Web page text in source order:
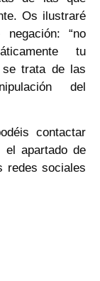
Os ilustraré
“no
tu
se trata de las
del
contactar
el apartado de
redes sociales